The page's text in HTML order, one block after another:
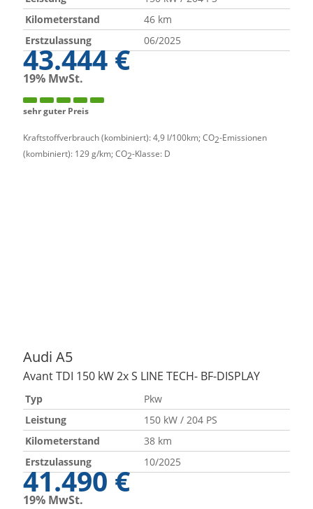
Kilometerstand
46 km
Erstzulassung
06/2025
43.444 €
19% MwSt.
sehr guter Preis
Kraftstoffverbrauch (kombiniert):4,9 l/100km;CO2-Emissionen
(kombiniert): 129 g/km;CO2-Klasse: D
Audi A5
Avant TDI 150 kW 2x S LINE TECH- BF-DISPLAY
Typ
Pkw
Leistung
150 kW / 204 PS
Kilometerstand
38 km
Erstzulassung
10/2025
41.490 €
19% MwSt.